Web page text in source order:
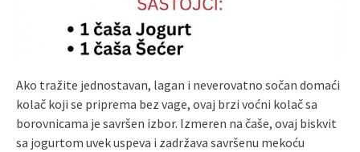
Ako tražite jednostavan, lagan i neverovatno sočan domaći
kolač koji se priprema bez vage, ovaj brzi voćni kolač sa
borovnicama je savršen izbor. Izmeren na čaše, ovaj biskvit
sa jogurtom uvek uspeva i zadržava savršenu mekoću